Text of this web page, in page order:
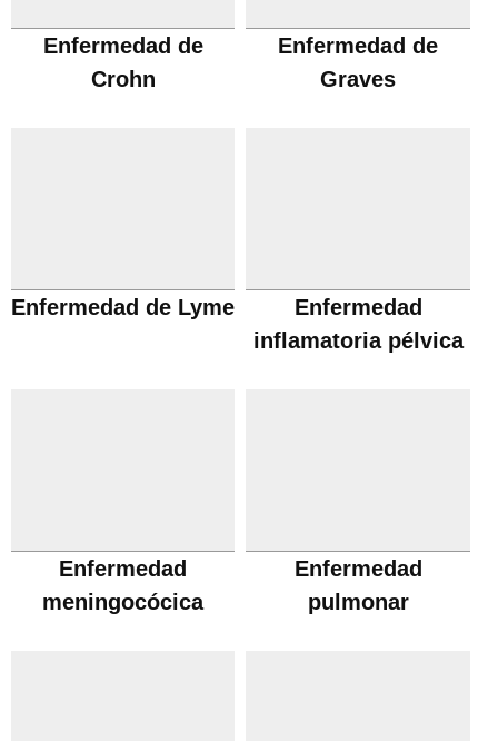
Enfermedad de
Crohn
Enfermedad de
Graves
Enfermedad de Lyme
Enfermedad
inflamatoria pélvica
Enfermedad
meningocócica
Enfermedad
pulmonar